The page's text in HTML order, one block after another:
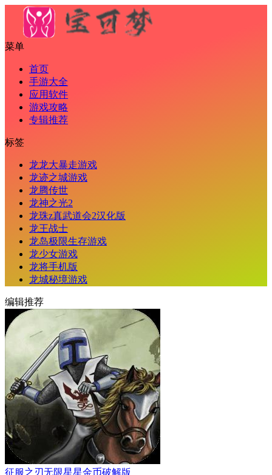
菜单
首页
手游大全
应用软件
游戏攻略
专辑推荐
标签
龙龙大暴走游戏
龙迹之城游戏
龙腾传世
龙神之光2
龙珠z真武道会2汉化版
龙王战士
龙岛极限生存游戏
龙少女游戏
龙将手机版
龙城秘境游戏
编辑推荐
征服之刃无限星星金币破解版